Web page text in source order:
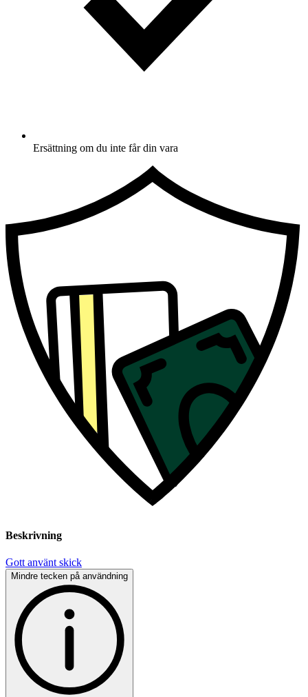
Ersättning om du inte får din vara
Beskrivning
Gott använt skick
Mindre tecken på användning